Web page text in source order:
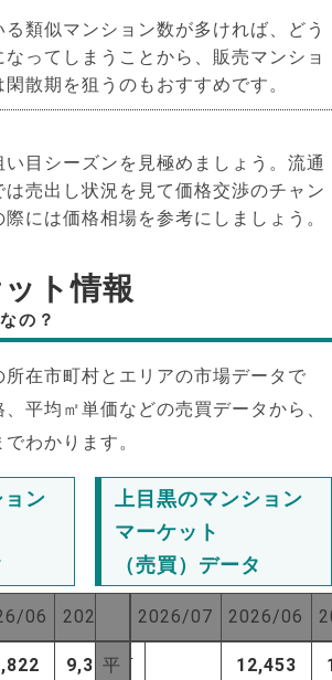
類似マンション数が多ければ、どう
なってしまうことから、販売マンショ
散期を狙うのもおすすめです。
目シーズンを見極めましょう。流通
売出し状況を見て価格交渉のチャン
には価格相場を参考にしましょう。
ト情報
の？
在市町村とエリアの市場データで
平均㎡単価などの売買データから、
わかります。
ン
06 2025/07
9,367万
上目黒のマンション
マーケット
（売買）データ
2026/07 2026/06
平 12,453